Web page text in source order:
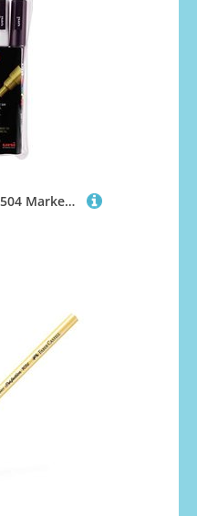
FABER-CASTELL 186504 Marker UNI POSCA PC-3M 4er Set